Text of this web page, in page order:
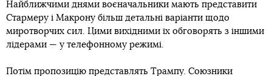
Найближчими днями воєначальники мають представити
Стармеру і Макрону більш детальні варіанти щодо
миротворчих сил. Цими вихідними їх обговорять з іншими
лідерами — у телефонному режимі.
Потім пропозицію представлять Трампу. Союзники